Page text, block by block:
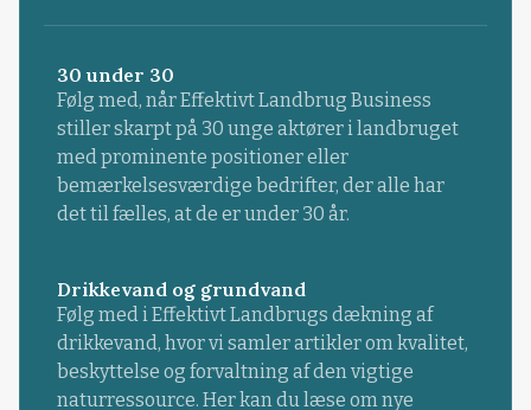
30 under 30
Følg med, når Effektivt Landbrug Business
stiller skarpt på 30 unge aktører i landbruget
med prominente positioner eller
bemærkelsesværdige bedrifter, der alle har
det til fælles, at de er under 30 år.
Drikkevand og grundvand
Følg med i Effektivt Landbrugs dækning af
drikkevand, hvor vi samler artikler om kvalitet,
beskyttelse og forvaltning af den vigtige
naturressource. Her kan du læse om nye